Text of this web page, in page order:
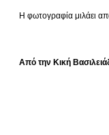
Η φωτογραφία μιλάει
Από την Κική